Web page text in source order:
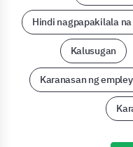
Hindi nagpapakilala
Kalusugan
Karanasan ng